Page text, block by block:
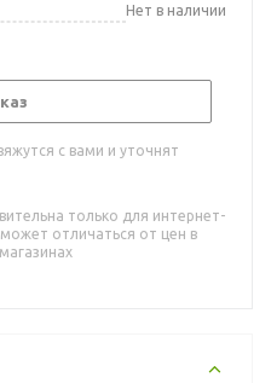
Нет в наличии
с вами и уточнят
только для интернет-
отличаться от цен в